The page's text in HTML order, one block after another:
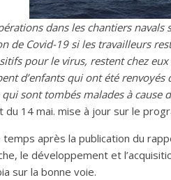
dans les chantiers
de Covid-19 si les travailleurs
pour le virus, restent chez
d’enfants qui ont été
sont tombés malades à cause
du 14 mai. mise à jour sur le
temps après la publication du
le développement et
sur la bonne voie.